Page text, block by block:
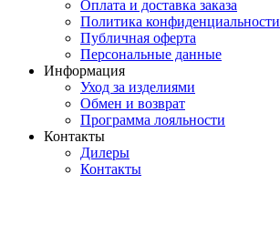
Оплата и доставка заказа
Политика конфиденциальности
Публичная оферта
Персональные данные
Информация
Уход за изделиями
Обмен и возврат
Программа лояльности
Контакты
Дилеры
Контакты